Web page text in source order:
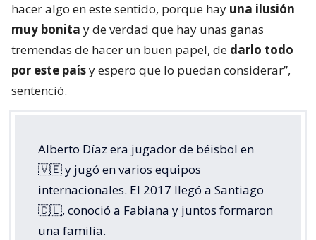
hacer algo en este sentido, porque hay una ilusión
muy bonita y de verdad que hay unas ganas
tremendas de hacer un buen papel, de darlo todo
por este paísy espero que lo puedan considerar”,
sentenció.
Alberto Díaz era jugador de béisbol en
🇻🇪 y jugó en varios equipos
internacionales. El 2017 llegó a Santiago
🇨🇱, conoció a Fabiana y juntos formaron
una familia.